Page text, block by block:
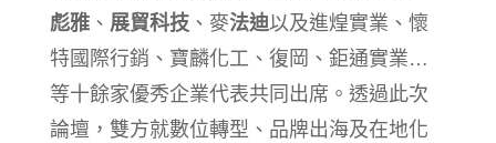
彪雅、 展貿科技、麥法迪以及進煌實業、懷
特國際行銷、寶麟化工、復岡、鉅通實業…
等十餘家優秀企業代表共同出席。透過此次
論壇，雙方就數位轉型、品牌出海及在地化